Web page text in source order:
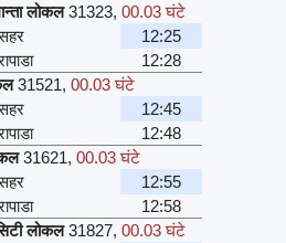
लोकल 31323, 00.03 घंटे
12:25
12:28
31521, 00.03 घंटे
12:45
12:48
31621, 00.03 घंटे
12:55
12:58
लोकल 31827, 00.03 घंटे